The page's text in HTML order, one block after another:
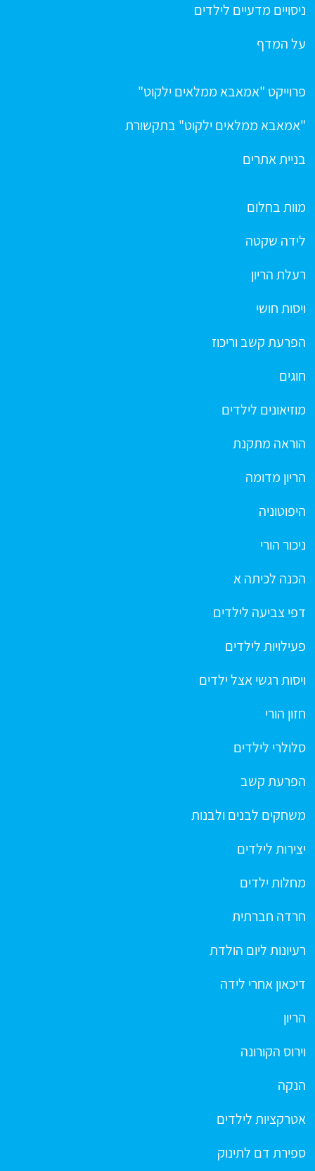
ניסויים מדעיים לילדים
על המדף
פרוייקט "אמאבא ממלאים ילקוט"
"אמאבא ממלאים ילקוט" בתקשורת
בניית אתרים
מוות בחלום
לידה שקטה
רעלת הריון
ויסות חושי
הפרעת קשב וריכוז
חוגים
מוזיאונים לילדים
הוראה מתקנת
הריון מדומה
היפוטוניה
ניכור הורי
הכנה לכיתה א
דפי צביעה לילדים
פעילויות לילדים
ויסות רגשי אצל ילדים
חזון הורי
סלולרי לילדים
הפרעת קשב
משחקים לבנים ולבנות
יצירות לילדים
מחלות ילדים
חרדה חברתית
רעיונות ליום הולדת
דיכאון אחרי לידה
הריון
וירוס הקורונה
הנקה
אטרקציות לילדים
ספירת דם לתינוק